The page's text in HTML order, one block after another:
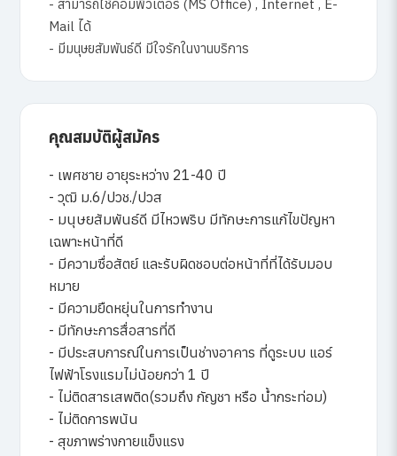
- สามารถใช้คอมพิวเตอร์ (MS Office) , Internet , E-
Mail ได้
- มีมนุษยสัมพันธ์ดี มีใจรักในงานบริการ
คุณสมบัติผู้สมัคร
- เพศชาย อายุระหว่าง 21-40 ปี
- วุฒิ ม.6/ปวช./ปวส
- มนุษยสัมพันธ์ดี มีไหวพริบ มีทักษะการแก้ไขปัญหา
เฉพาะหน้าที่ดี
- มีความซื่อสัตย์ และรับผิดชอบต่อหน้าที่ที่ได้รับมอบ
หมาย
- มีความยืดหยุ่นในการทำงาน
- มีทักษะการสื่อสารที่ดี
- มีประสบการณ์ในการเป็นช่างอาคาร ที่ดูระบบ แอร์
ไฟฟ้าโรงแรมไม่น้อยกว่า 1 ปี
- ไม่ติดสารเสพติด(รวมถึง กัญชา หรือ น้ำกระท่อม)
- ไม่ติดการพนัน
- สุขภาพร่างกายแข็งแรง